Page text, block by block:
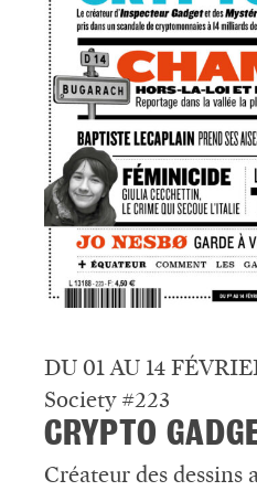
DU 01 AU 14
Society #223
CRYPTO
Créateur des dessins